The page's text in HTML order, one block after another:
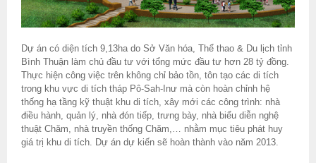
Dự án có diện tích 9,13ha do Sở Văn hóa, Thể thao & Du lịch tỉnh
Bình Thuận làm chủ đầu tư với tổng mức đầu tư hơn 28 tỷ đồng.
Thực hiện công việc trên không chỉ bảo tồn, tôn tạo các di tích
trong khu vực di tích tháp Pô-Sah-Inư mà còn hoàn chỉnh hệ
thống hạ tầng kỹ thuật khu di tích, xây mới các công trình: nhà
điều hành, quản lý, nhà đón tiếp, trưng bày, nhà biểu diễn nghệ
thuật Chăm, nhà truyền thống Chăm,… nhằm mục tiêu phát huy
giá trị khu di tích. Dự án dự kiến sẽ hoàn thành vào năm 2013.